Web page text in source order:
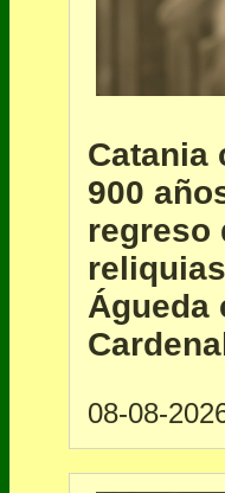
Catania
900
regreso
Águeda
08-08-